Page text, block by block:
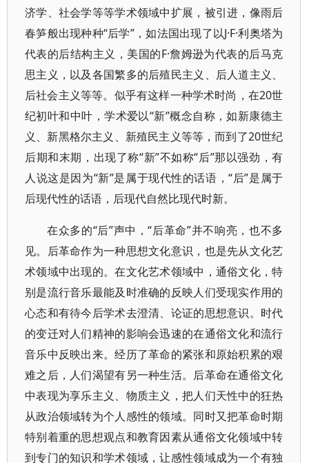
济学、社会学等等学术领域中扩展，被引进，像雨后
春笋般出现种种“后学”，如法国出现了以J·F·利奥塔为
代表的后结构主义，美国的F·詹姆逊为代表的后马克
思主义，以及各国繁多的后殖民主义、后人道主义、
后社会主义等等。似乎有这样一种学术时尚，在20世
纪初叶和中叶，学术爱以“新”概念自称，如新康德主
义、新黑格尔主义、新殖民主义等等，而到了20世纪
后期和末期，出现了称“新”不如称“后”那以强劲，有
人说这是因为“新”是属于现代性的话语，“后”是属于
后现代性的话语，后现代自然比现代时新。
在众多的“后”声中，“后革命”并不响亮，也不多
见。后革命作为一种思想文化意识，也是先从文化艺
术领域中出现的。在文化艺术领域中，通俗文化，特
别是流行音乐最能及时准确的反映人们受现实作用的
心态和有待今后学术去澄清、论证的思想意识。时代
的变迁对人们精神的影响会迅速的在通俗文化和流行
音乐中反映出来。经历了革命的紧张和原始积累的艰
难之后，人们渴望有另一种生活。后革命在通俗文化
中表现为享乐主义、物质主义，把人们天性中的狂热
从政治领域转为个人感性的领域。同时又把革命时期
特别着重的思想观点和教育因素从通俗文化领域中转
到专门的知识和学术领域，让感性领域成为一个有独